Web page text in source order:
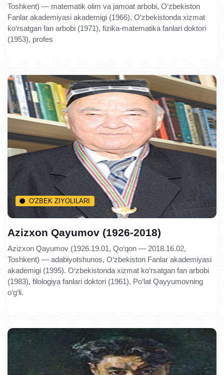
Toshkent) — matematik olim va jamoat arbobi, O‘zbekiston
Fanlar akademiyasi akademigi (1966), O‘zbekistonda xizmat
ko‘rsatgan fan arbobi (1971), fizika-matematika fanlari doktori
(1953), profes
O'ZBEK ZIYOLILARI
Azizxon Qayumov (1926-2018)
Azizxon Qayumov (1926.19.01, Qo‘qon — 2018.16.02,
Toshkent) — adabiyotshunos, O‘zbekiston Fanlar akademiyasi
akademigi (1995). O‘zbekistonda xizmat ko‘rsatgan fan arbobi
(1983), filologiya fanlari doktori (1961). Po‘lat Qayyumovning
o‘g‘li.